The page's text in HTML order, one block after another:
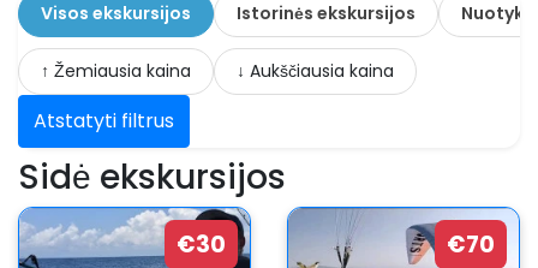
Visos ekskursijos Istorinės ekskursijos
↑ Žemiausia kaina ↓ Aukščiausia kaina
Atstatyti filtrus
Sidė ekskursijos
€30 €70